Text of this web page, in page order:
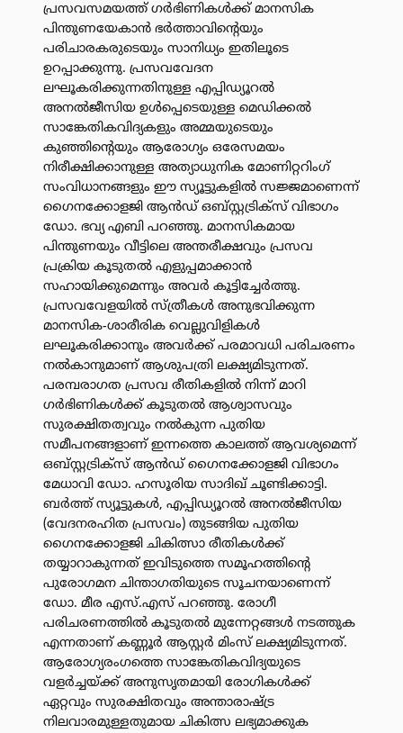
പ്രസവസമയത്ത് ഗർഭിണികൾക്ക് മാനസിക
പിന്തുണയേകാൻ ഭർത്താവിന്റെയും
പരിചാരകരുടെയും സാനിധ്യം ഇതിലൂടെ
ഉറപ്പാക്കുന്നു. പ്രസവവേദന
ലഘൂകരിക്കുന്നതിനുള്ള എപ്പിഡ്യൂറൽ
അനൽജീസിയ ഉൾപ്പെടെയുള്ള മെഡിക്കൽ
സാങ്കേതികവിദ്യകളും അമ്മയുടെയും
കുഞ്ഞിന്റെയും ആരോഗ്യം ഒരേസമയം
നിരീക്ഷിക്കാനുള്ള അത്യാധുനിക മോണിറ്ററിംഗ്
സംവിധാനങ്ങളും ഈ സ്യൂട്ടുകളിൽ സജ്ജമാണെന്ന്
ഗൈനക്കോളജി ആൻഡ് ഒബ്‌സ്റ്റട്രിക്‌സ് വിഭാഗം
ഡോ. ഭവ്യ എബി പറഞ്ഞു. മാനസികമായ
പിന്തുണയും വീട്ടിലെ അന്തരീക്ഷവും പ്രസവ
പ്രക്രിയ കൂടുതൽ എളുപ്പമാക്കാൻ
സഹായിക്കുമെന്നും അവർ കൂട്ടിച്ചേർത്തു.
പ്രസവവേളയിൽ സ്ത്രീകൾ അനുഭവിക്കുന്ന
മാനസിക-ശാരീരിക വെല്ലുവിളികൾ
ലഘൂകരിക്കാനും അവർക്ക് പരമാവധി പരിചരണം
നൽകാനുമാണ് ആശുപത്രി ലക്ഷ്യമിടുന്നത്.
പരമ്പരാഗത പ്രസവ രീതികളിൽ നിന്ന് മാറി
ഗർഭിണികൾക്ക് കൂടുതൽ ആശ്വാസവും
സുരക്ഷിതത്വവും നൽകുന്ന പുതിയ
സമീപനങ്ങളാണ് ഇന്നത്തെ കാലത്ത് ആവശ്യമെന്ന്
ഒബ്‌സ്റ്റട്രിക്‌സ് ആൻഡ് ഗൈനക്കോളജി വിഭാഗം
മേധാവി ഡോ. ഹസൂരിയ സാദിഖ് ചൂണ്ടിക്കാട്ടി.
ബർത്ത് സ്യൂട്ടുകൾ, എപ്പിഡ്യൂറൽ അനൽജീസിയ
(വേദനരഹിത പ്രസവം) തുടങ്ങിയ പുതിയ
ഗൈനക്കോളജി ചികിത്സാ രീതികൾക്ക്
തയ്യാറാകുന്നത് ഇവിടുത്തെ സമൂഹത്തിന്റെ
പുരോഗമന ചിന്താഗതിയുടെ സൂചനയാണെന്ന്
ഡോ. മീര എസ്.എസ് പറഞ്ഞു. രോഗീ
പരിചരണത്തിൽ കൂടുതൽ മുന്നേറ്റങ്ങൾ നടത്തുക
എന്നതാണ് കണ്ണൂർ ആസ്റ്റർ മിംസ് ലക്ഷ്യമിടുന്നത്.
ആരോഗ്യരംഗത്തെ സാങ്കേതികവിദ്യയുടെ
വളർച്ചയ്ക്ക് അനുസൃതമായി രോഗികൾക്ക്
ഏറ്റവും സുരക്ഷിതവും അന്താരാഷ്ട്ര
നിലവാരമുള്ളതുമായ ചികിത്സ ലഭ്യമാക്കുക